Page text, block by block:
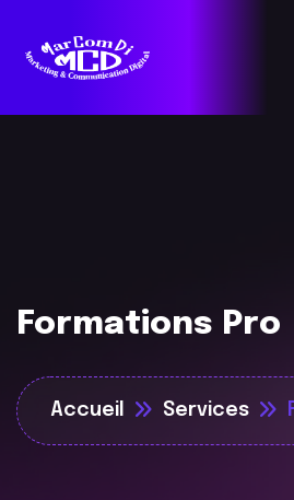
Formations Pro
Accueil Services